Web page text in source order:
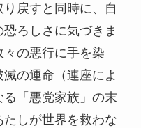
戻すと同時に、自
ろしさに気づきま
の悪行に手を染
の運命（連座によ
「悪党家族」の末
しが世界を救わな